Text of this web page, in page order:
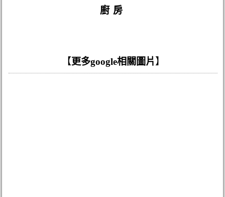
廚房
【更多google相關圖片】